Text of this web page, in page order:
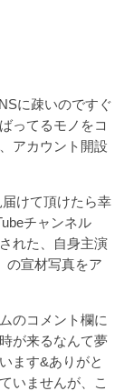
に疎いのですぐ
ってるモノをコ
アカウント開設
けて頂けたら幸
チャンネル
れた、自身主演
の宣材写真をア
のコメント欄に
が来るなんて夢
ます&ありがと
いませんが、こ